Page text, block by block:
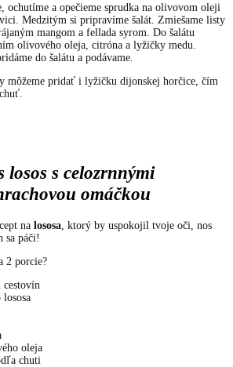
ochutíme a opečieme sprudka na olivovom oleji
Medzitým si pripravíme šalát. Zmiešame listy
mangom a fellada syrom. Do šalátu
olivového oleja, citróna a lyžičky medu.
do šalátu a podávame.
môžeme pridať i lyžičku dijonskej horčice, čím
losos s celozrnnými
omáčkou
na lososa , ktorý by uspokojil tvoje oči, nos
sa páči!
2 porcie?
cestovín
oleja
chuti